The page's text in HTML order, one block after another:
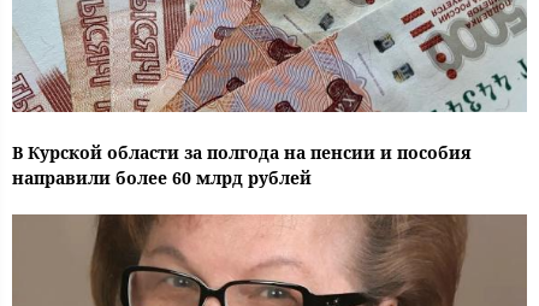
В Курской области за полгода на пенсии и пособия
направили более 60 млрд рублей